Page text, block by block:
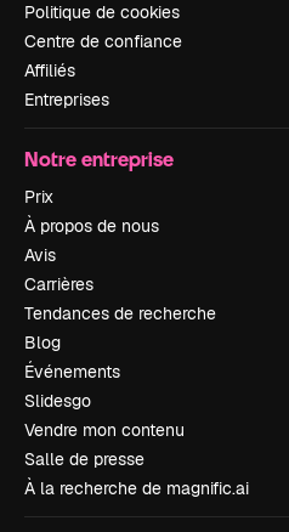
Politique de cookies
Centre de confiance
Affiliés
Entreprises
Notre entreprise
Prix
À propos de nous
Avis
Carrières
Tendances de recherche
Blog
Événements
Slidesgo
Vendre mon contenu
Salle de presse
À la recherche de magnific.ai